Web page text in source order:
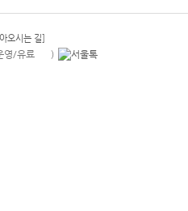
오시는 길]
영/유료 안내팝업 열기
)